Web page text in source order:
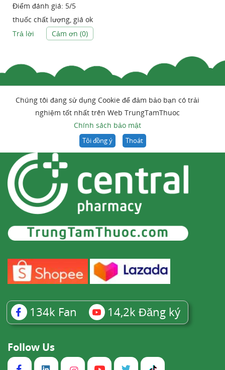
Điểm đánh giá: 5/5
thuốc chất lượng, giá ok
Trả lời
Cảm ơn (0)
Chúng tôi đang sử dụng Cookie để đảm bảo bạn có trải
nghiệm tốt nhất trên Web TrungTamThuoc
Chính sách bảo mật
Tôi đồng ý Thoát
134k Fan 14,2k Đăng ký
Follow Us